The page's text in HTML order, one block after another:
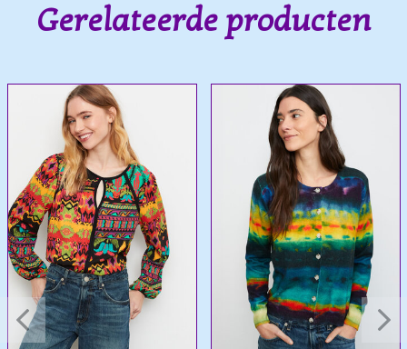
Gerelateerde producten